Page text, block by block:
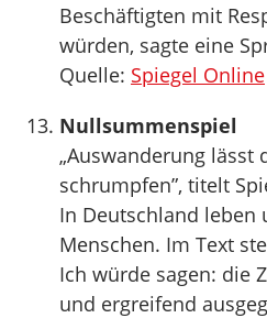
Beschäftigten mit
würden, sagte eine
Quelle: Spiegel Online
Nullsummenspiel
„Auswanderung lässt
schrumpfen”, titelt
In Deutschland leben
Menschen. Im Text
Ich würde sagen: die
und ergreifend